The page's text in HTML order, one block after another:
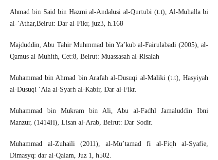
Ahmad bin Said bin Hazmi al-Andalusi al-Qurtubi (t.t), Al-Muhalla bi
al-’Athar,Beirut: Dar al-Fikr, juz3, h.168
Majduddin, Abu Tahir Muhmmad bin Ya’kub al-Fairulabadi (2005), al-
Qamus al-Muhith, Cet:8, Beirut: Muassasah al-Risalah
Muhammad bin Ahmad bin Arafah al-Dusuqi al-Maliki (t.t), Hasyiyah
al-Dusuqi ‘Ala al-Syarh al-Kabir, Dar al-Fikr.
Muhammad bin Mukram bin Ali, Abu al-Fadhl Jamaluddin Ibni
Manzur, (1414H), Lisan al-Arab, Beirut: Dar Sodir.
Muhammad al-Zuhaili (2011), al-Mu’tamad fi al-Fiqh al-Syafie,
Dimasyq: dar al-Qalam, Juz 1, h502.